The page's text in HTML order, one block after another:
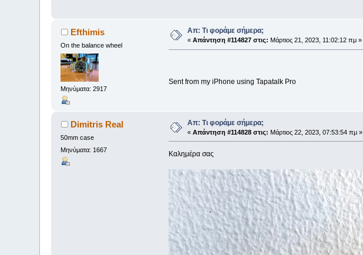
Efthimis
On the balance wheel
Μηνύματα: 2917
Απ: Τι φοράμε σήμερα;
«Απάντηση #114827 στις: Μάρτιος 21, 2023, 11:02:12 πμ »
Sent from my iPhone using Tapatalk Pro
Dimitris Real
50mm case
Μηνύματα: 1667
Απ: Τι φοράμε σήμερα;
«Απάντηση #114828 στις: Μάρτιος 22, 2023, 07:53:54 πμ »
Καλημέρα σας